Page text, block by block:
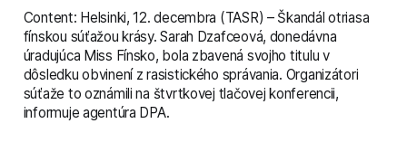
Content: Helsinki, 12. decembra (TASR) – Škandál otriasa
fínskou súťažou krásy. Sarah Dzafceová, donedávna
úradujúca Miss Fínsko, bola zbavená svojho titulu v
dôsledku obvinení z rasistického správania. Organizátori
súťaže to oznámili na štvrtkovej tlačovej konferencii,
informuje agentúra DPA.